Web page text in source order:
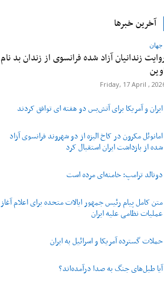
آخرین خبرها
جهان
زندانیان آزاد شده فرانسوی از زندان ‌بد نام
Friday, 17 April ,
ایران و آمریکا برای آتش‌بس دو هفته‌ ای توافق کردند
امانوئل مکرون در کاخ الیزه از دو شهروند فرانسوی آزاد
شده از بازداشت ایران استقبال کرد
دونالد ترامپ: خامنه‌ای مرده است
متن کامل پیام رئیس جمهور ایالات متحده برای اعلام آغاز
عملیات نظامی علیه ایران
حملات گسترده آمریکا و اسرائیل به ایران
آیا طبل‌های جنگ به صدا درآمده‌اند؟